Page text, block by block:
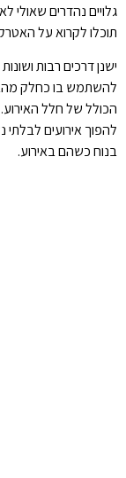
גלויים נהדרים שאולי
תוכלו לקרוא על
ישנן דרכים רבות
להשתמש בו כחלק
הכולל של חלל
להפוך אירועים לבלתי
בנוח כשהם באירוע.